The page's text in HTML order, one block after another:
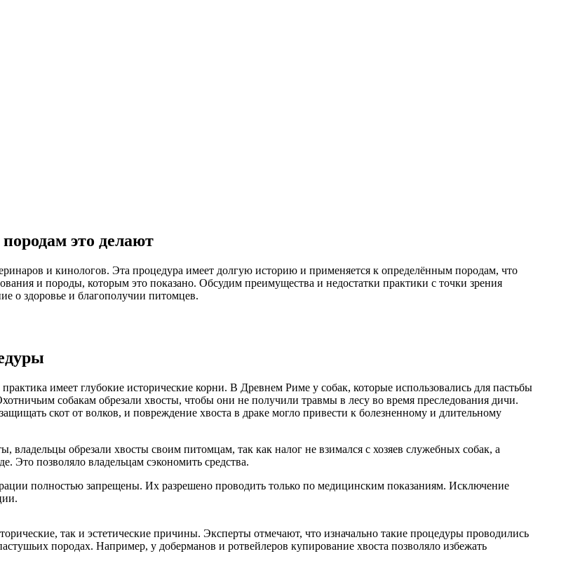
это делают
и кинологов. Эта процедура имеет долгую историю и применяется к определённым породам, что
и породы, которым это показано. Обсудим преимущества и недостатки практики с точки зрения
о здоровье и благополучии питомцев.
имеет глубокие исторические корни. В Древнем Риме у собак, которые использовались для пастьбы
собакам обрезали хвосты, чтобы они не получили травмы в лесу во время преследования дичи.
скот от волков, и повреждение хвоста в драке могло привести к болезненному и длительному
обрезали хвосты своим питомцам, так как налог не взимался с хозяев служебных собак, а
Это позволяло владельцам сэкономить средства.
полностью запрещены. Их разрешено проводить только по медицинским показаниям. Исключение
так и эстетические причины. Эксперты отмечают, что изначально такие процедуры проводились
породах. Например, у доберманов и ротвейлеров купирование хвоста позволяло избежать